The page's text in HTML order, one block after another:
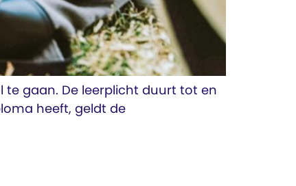
te gaan. De leerplicht duurt tot en
heeft, geldt de